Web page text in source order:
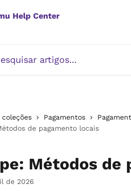
coleções Pagamentos
de pagamento locais
Métodos de
de 2026